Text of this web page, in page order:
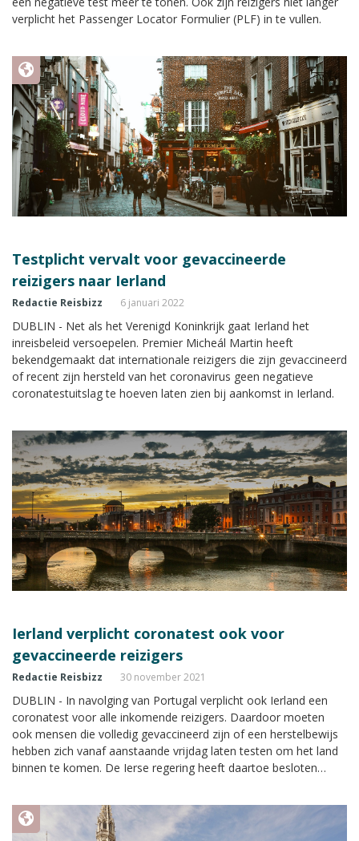
verplicht het Passenger Locator Formulier (PLF) in te vullen.
Testplicht vervalt voor gevaccineerde
reizigers naar Ierland
Redactie Reisbizz 6 januari 2022
DUBLIN - Net als het Verenigd Koninkrijk gaat Ierland het
inreisbeleid versoepelen. Premier Micheál Martin heeft
bekendgemaakt dat internationale reizigers die zijn gevaccineerd
of recent zijn hersteld van het coronavirus geen negatieve
coronatestuitslag te hoeven laten zien bij aankomst in Ierland.
Ierland verplicht coronatest ook voor
gevaccineerde reizigers
Redactie Reisbizz 30 november 2021
DUBLIN - In navolging van Portugal verplicht ook Ierland een
coronatest voor alle inkomende reizigers. Daardoor moeten
ook mensen die volledig gevaccineerd zijn of een herstelbewijs
hebben zich vanaf aanstaande vrijdag laten testen om het land
binnen te komen. De Ierse regering heeft daartoe besloten